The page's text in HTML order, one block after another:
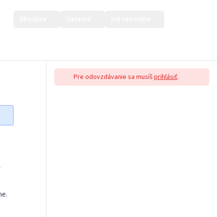
Pre odovzdávanie sa musíšprihlásiť.